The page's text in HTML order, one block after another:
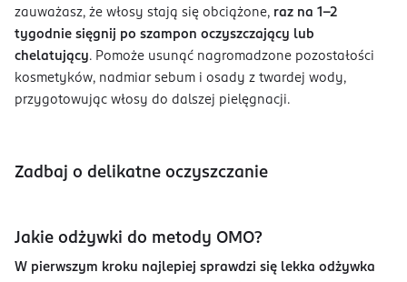
zauważasz, że włosy stają się obciążone, raz na 1-2
tygodnie sięgnij po szampon oczyszczający lub
chelatujący. Pomoże usunąć nagromadzone pozostałości
kosmetyków, nadmiar sebum i osady z twardej wody,
przygotowując włosy do dalszej pielęgnacji.
Zadbaj o delikatne oczyszczanie
Jakie odżywki do metody OMO?
W pierwszym kroku najlepiej sprawdzi się lekka odżywka